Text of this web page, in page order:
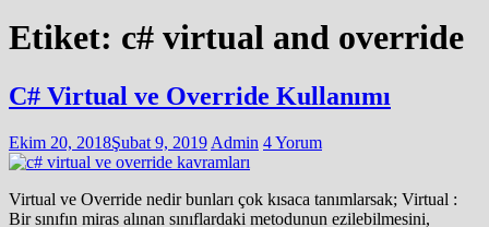
Etiket: c# virtual and override
C# Virtual ve Override Kullanımı
Ekim 20, 2018Şubat 9, 2019 Admin 4 Yorum
Virtual ve Override nedir bunları çok kısaca tanımlarsak; Virtual :
Bir sınıfın miras alınan sınıflardaki metodunun ezilebilmesini,